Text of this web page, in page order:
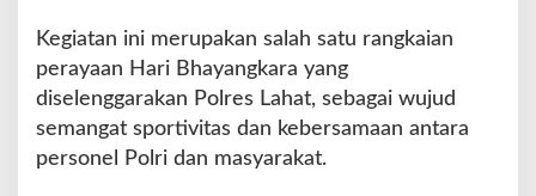
a
l
P
u
t
Kegiatan ini merupakan salah satu rangkaian
perayaan Hari Bhayangkara yang
diselenggarakan Polres Lahat, sebagai wujud
semangat sportivitas dan kebersamaan antara
personel Polri dan masyarakat.